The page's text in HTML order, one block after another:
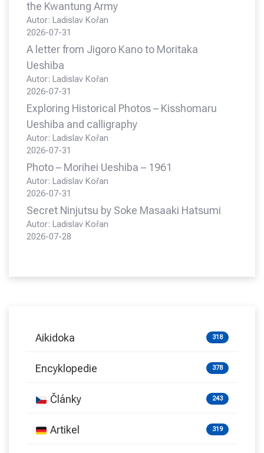
the Kwantung Army
Autor: Ladislav Kořan
2026-07-31
A letter from Jigoro Kano to Moritaka
Ueshiba
Autor: Ladislav Kořan
2026-07-31
Exploring Historical Photos – Kisshomaru
Ueshiba and calligraphy
Autor: Ladislav Kořan
2026-07-31
Photo – Morihei Ueshiba – 1961
Autor: Ladislav Kořan
2026-07-31
Secret Ninjutsu by Soke Masaaki Hatsumi
Autor: Ladislav Kořan
2026-07-28
Aikidoka 318
Encyklopedie 378
Články 243
Artikel 319